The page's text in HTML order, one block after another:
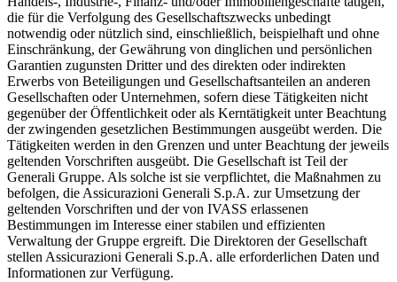
die für die Verfolgung des Gesellschaftszwecks unbedingt
notwendig oder nützlich sind, einschließlich, beispielhaft und ohne
Einschränkung, der Gewährung von dinglichen und persönlichen
Garantien zugunsten Dritter und des direkten oder indirekten
Erwerbs von Beteiligungen und Gesellschaftsanteilen an anderen
Gesellschaften oder Unternehmen, sofern diese Tätigkeiten nicht
gegenüber der Öffentlichkeit oder als Kerntätigkeit unter Beachtung
der zwingenden gesetzlichen Bestimmungen ausgeübt werden. Die
Tätigkeiten werden in den Grenzen und unter Beachtung der jeweils
geltenden Vorschriften ausgeübt. Die Gesellschaft ist Teil der
Generali Gruppe. Als solche ist sie verpflichtet, die Maßnahmen zu
befolgen, die Assicurazioni Generali S.p.A. zur Umsetzung der
geltenden Vorschriften und der von IVASS erlassenen
Bestimmungen im Interesse einer stabilen und effizienten
Verwaltung der Gruppe ergreift. Die Direktoren der Gesellschaft
stellen Assicurazioni Generali S.p.A. alle erforderlichen Daten und
Informationen zur Verfügung.